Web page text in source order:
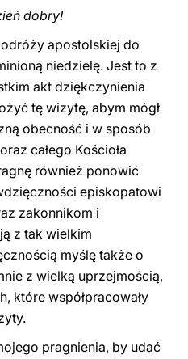
dobry!
apostolskiej do
niedzielę. Jest to z
akt dziękczynienia
tę wizytę, abym mógł
obecność i w sposób
całego Kościoła
również ponowić
episkopatowi
zakonnikom i
z tak wielkim
myślę także o
z wielką uprzejmością,
które współpracowały
pragnienia, by udać